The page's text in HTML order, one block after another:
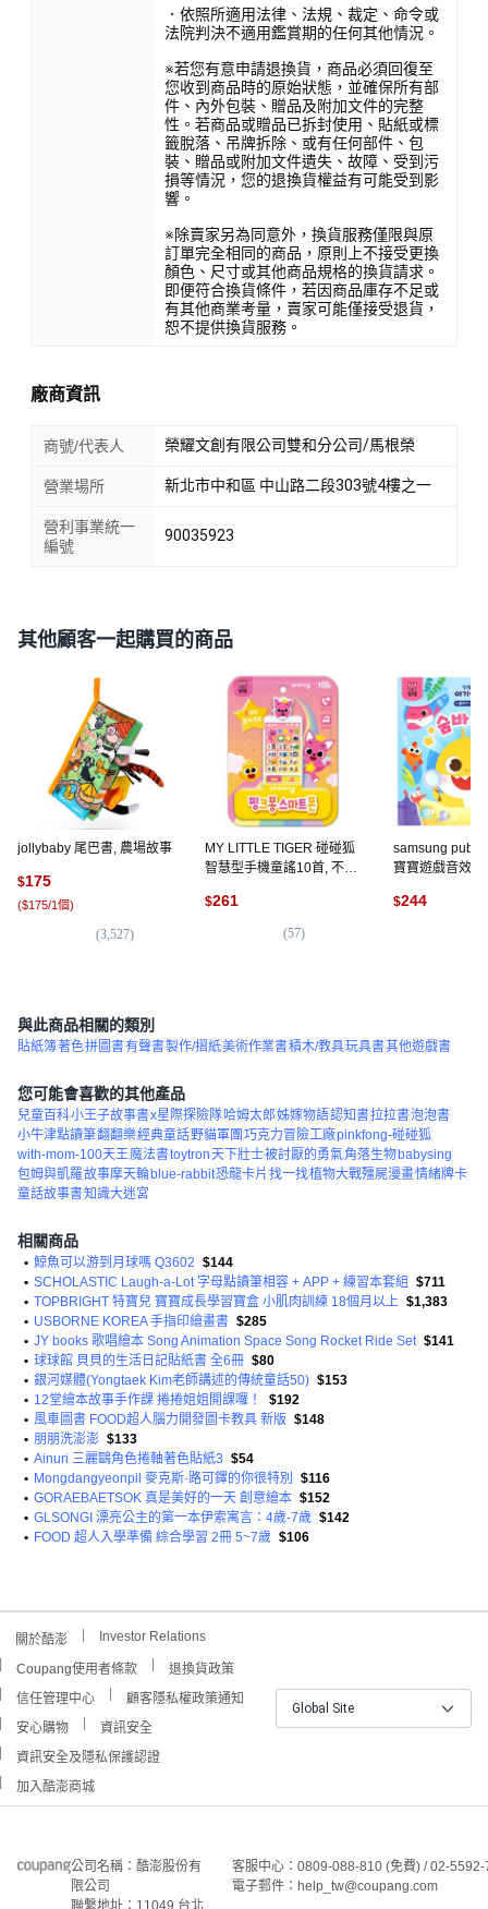
．依照所適用法律、法規、裁定、命令或
法院判決不適用鑑賞期的任何其他情況。
※若您有意申請退換貨，商品必須回復至
您收到商品時的原始狀態，並確保所有部
件、內外包裝、贈品及附加文件的完整
性。若商品或贈品已拆封使用、貼紙或標
籤脫落、吊牌拆除、或有任何部件、包
裝、贈品或附加文件遺失、故障、受到污
損等情況，您的退換貨權益有可能受到影
響。
※除賣家另為同意外，換貨服務僅限與原
訂單完全相同的商品，原則上不接受更換
顏色、尺寸或其他商品規格的換貨請求。
即便符合換貨條件，若因商品庫存不足或
有其他商業考量，賣家可能僅接受退貨，
恕不提供換貨服務。
廠商資訊
商號/代表人 榮耀文創有限公司雙和分公司/馬根榮
營業場所 新北市中和區 中山路二段303號4樓之一
營利事業統一
編號
90035923
其他顧客一起購買的商品
jollybaby 尾巴書, 農場故事
$175
($175/1個)
(3,527)
MY LITTLE TIGER 碰碰狐
智慧型手機童謠10首, 不適
$261
(57)
samsung
寶寶遊戲音效書
$244
與此商品相關的類別
貼紙簿著色拼圖書有聲書製作/摺紙美術作業書積木/教具玩具書其他遊戲書
您可能會喜歡的其他產品
兒童百科小王子故事書x星際探險隊哈姆太郎姊嫁物語認知書拉拉書泡泡書
小牛津點讀筆翻翻樂經典童話野貓軍團 巧克力冒險工廠pinkfong-碰碰狐
with-mom-100天王魔法書toytron天下壯士被討厭的勇氣角落生物babysing
包姆與凱羅故事摩天輪blue-rabbit恐龍卡片 找一找植物大戰殭屍漫畫情緒牌卡
童話故事書知識大迷宮
相關商品
• 鯨魚可以游到月球嗎 Q3602 $144
• SCHOLASTIC Laugh-a-Lot 字母點讀筆相容 + APP + 練習本套組
$711
• TOPBRIGHT 特寶兒 寶寶成長學習寶盒 小肌肉訓練 18個月以上 $1,383
• USBORNE KOREA 手指印繪畫書 $285
• JY books 歌唱繪本 Song Animation Space Song Rocket Ride Set $141
• 球球館 貝貝的生活日記貼紙書 全6冊 $80
• 銀河媒體(Yongtaek Kim老師講述的傳統童話50) $153
• 12堂繪本故事手作課 捲捲姐姐開課囉！
$192
• 風車圖書 FOOD超人腦力開發圖卡教具 新版 $148
• 朋朋洗澎澎 $133
• Ainuri 三麗鷗角色捲軸著色貼紙3 $54
• Mongdangyeonpil 麥克斯·路可鐸的你很特別
$116
• GORAEBAETSOK 真是美好的一天 創意繪本 $152
• GLSONGI 漂亮公主的第一本伊索寓言：4歲-7歲 $142
• FOOD 超人入學準備 綜合學習 2冊 5~7歲 $106
關於酷澎 Investor Relations
Coupang使用者條款
退換貨政策
信任管理中心
顧客隱私權政策通知
安心購物
資訊安全
資訊安全及隱私保護認證
加入酷澎商城
Global Site
公司名稱：酷澎股份有
限公司
聯繫地址：11049 台北
客服中心：0809-088-810 (免費) / 02-
電子郵件：help_tw@coupang.com